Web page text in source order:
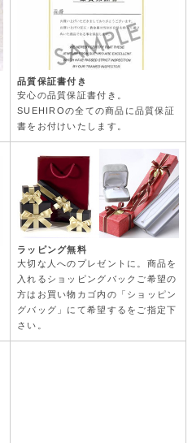
品質保証書付き
安心の品質保証書付き。
SUEHIROの全ての商品に品質保証
書をお付けいたします。
ラッピング無料
大切な人へのプレゼントに。商品を
入れるショッピングバックご希望の
方はお買い物カゴ内の「ショッピン
グバッグ」にて希望するをご指定下
さい。